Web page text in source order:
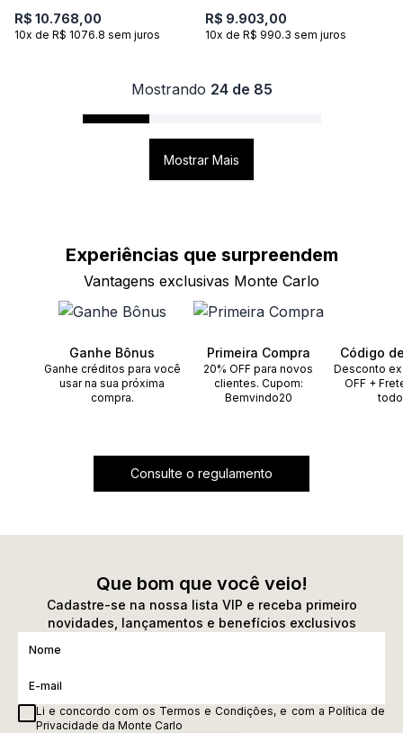
R$ 10.768,00
10x de R$ 1076.8 sem juros
em Silicone
R$ 9.903,00
10x de R$ 990.3 sem juros
Mostrando 24 de 85
Mostrar Mais
Experiências que surpreendem
Vantagens exclusivas Monte Carlo
Ganhe Bônus
Ganhe créditos para você
usar na sua próxima
compra.
Primeira Compra
20% OFF para novos
clientes. Cupom:
Bemvindo20
Código
Desconto
OFF +
Consulte o regulamento
Que bom que você veio!
Cadastre-se na nossa lista VIP e receba primeiro
novidades, lançamentos e benefícios exclusivos
Li e concordo com os Termos e Condições, e com a Política de
Privacidade da Monte Carlo